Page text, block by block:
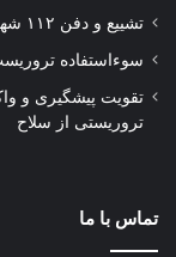
تشییع و دفن ۱۱۲ شهید در غزه پس از سه سال
سوءاستفاده
تقویت پیشگیری و
تروریستی از سلاح
تماس با ما